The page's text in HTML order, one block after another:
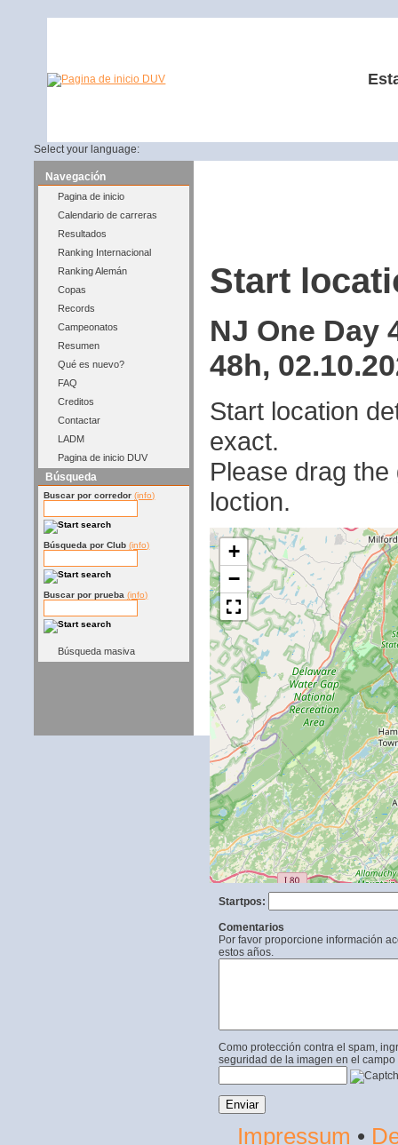
Select your language:
Navegación
Pagina de inicio
Calendario de carreras
Resultados
Ranking Internacional
Ranking Alemán
Copas
Records
Campeonatos
Resumen
Qué es nuevo?
FAQ
Creditos
Contactar
LADM
Pagina de inicio DUV
Búsqueda
Buscar por corredor (info)
Búsqueda por Club (info)
Buscar por prueba (info)
Búsqueda masiva
Start
NJ One Day
48h,
Start location
exact.
Please drag
loction.
+
−
Startpos:
Comentarios
Por favor proporcione información
estos años.
Como protección contra el spam,
seguridad de la imagen en el campo
Impressum •